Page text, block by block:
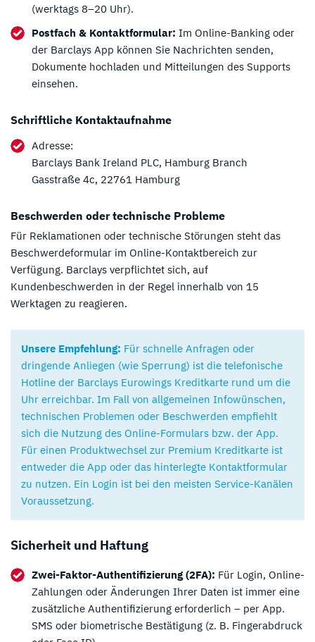
(werktags 8–20 Uhr).
Postfach & Kontaktformular: Im Online-Banking oder
der Barclays App können Sie Nachrichten senden,
Dokumente hochladen und Mitteilungen des Supports
einsehen.
Schriftliche Kontaktaufnahme
Adresse:
Barclays Bank Ireland PLC, Hamburg Branch
Gasstraße 4c, 22761 Hamburg
Beschwerden oder technische Probleme
Für Reklamationen oder technische Störungen steht das
Beschwerdeformular im Online-Kontaktbereich zur
Verfügung. Barclays verpflichtet sich, auf
Kundenbeschwerden in der Regel innerhalb von 15
Werktagen zu reagieren.
Unsere Empfehlung: Für schnelle Anfragen oder
dringende Anliegen (wie Sperrung) ist die telefonische
Hotline der Barclays Eurowings Kreditkarte rund um die
Uhr erreichbar. Im Fall von allgemeinen Infowünschen,
technischen Problemen oder Beschwerden empfiehlt
sich die Nutzung des Online-Formulars bzw. der App.
Für einen Produktwechsel zur Premium Kreditkarte ist
entweder die App oder das hinterlegte Kontaktformular
zu nutzen. Ein Login ist bei den meisten Service-Kanälen
Voraussetzung.
Sicherheit und Haftung
Zwei-Faktor-Authentifizierung (2FA): Für Login, Online-
Zahlungen oder Änderungen Ihrer Daten ist immer eine
zusätzliche Authentifizierung erforderlich – per App.
SMS oder biometrische Bestätigung (z. B. Fingerabdruck
Unsere Top Alternative zu Eurowings:
TF Bank Erfahrungen
-
AGB gelten, 18+